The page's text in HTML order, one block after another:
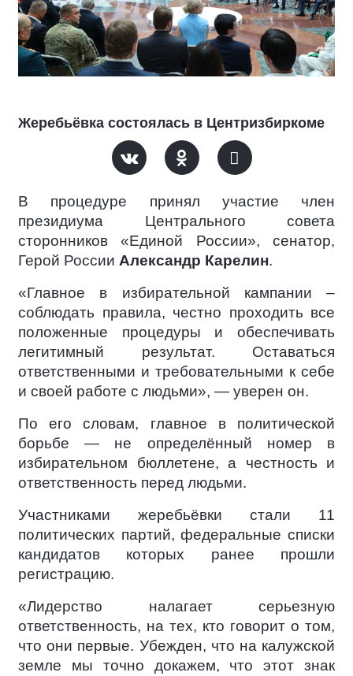
Жеребьёвка состоялась в Центризбиркоме
В процедуре принял участие член
президиума Центрального совета
сторонников «Единой России», сенатор,
Герой России Александр Карелин.
«Главное в избирательной кампании –
соблюдать правила, честно проходить все
положенные процедуры и обеспечивать
легитимный результат. Оставаться
ответственными и требовательными к себе
и своей работе с людьми», — уверен он.
По его словам, главное в политической
борьбе — не определённый номер в
избирательном бюллетене, а честность и
ответственность перед людьми.
Участниками жеребьёвки стали 11
политических партий, федеральные списки
кандидатов которых ранее прошли
регистрацию.
«Лидерство налагает серьезную
ответственность, на тех, кто говорит о том,
что они первые. Убежден, что на калужской
земле мы точно докажем, что этот знак